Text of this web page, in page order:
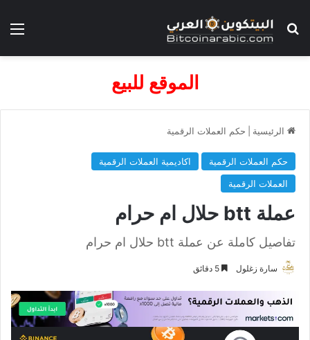
بحث عن
الموقع للبيع
الرئيسية حكم العملات الرقمية
حكم العملات الرقمية
اكاديمية العملات الرقمية
العملات الرقمية
عملة btt حلال ام حرام
تفاصيل كاملة عن عملة btt حلال ام حرام
سارة زغلول